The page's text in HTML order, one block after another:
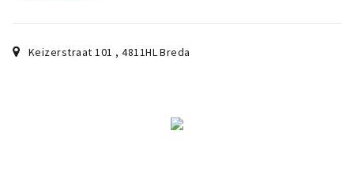
Keizerstraat 101 ,4811HLBreda